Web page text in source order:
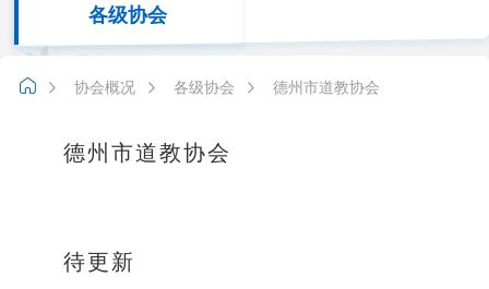
各级协会
协会概况 各级协会 德州市道教协会
德州市道教协会
待更新